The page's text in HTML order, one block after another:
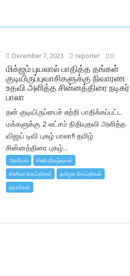
December 7, 2023 reporter 0
மிக்ஜம் புயலால் பாதித்த தங்கள்
குடியிருப்புவாசிகளுக்கு நிவாரண
உதவி அளித்த சின்னத்திரை நடிகர்
பாலா
தன் குடியிருப்பைச் சுற்றி பாதிக்கப்பட்ட
மக்களுக்கு 2 லட்சம் நிதியுதவி அளித்த
விஜய் டிவி புகழ் பாலா!! தமிழ்
சின்னத்திரை புகழ்...
அரசியல்
சினி-நிகழ்வுகள்
சினிமா செய்திகள்
தமிழக செய்திகள்
நடிகர்கள்